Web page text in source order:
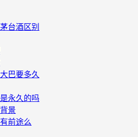
台酒区别
巴要多久
永久的吗
景
前途么